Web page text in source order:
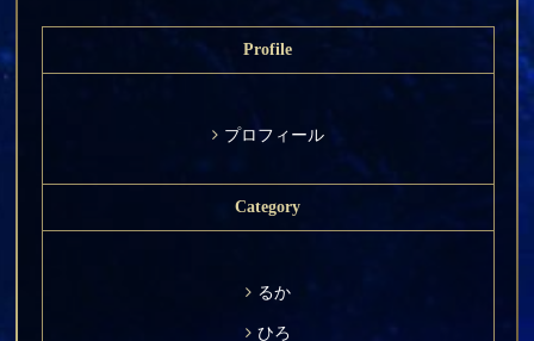
Profile
プロフィール
Category
るか
ひろ